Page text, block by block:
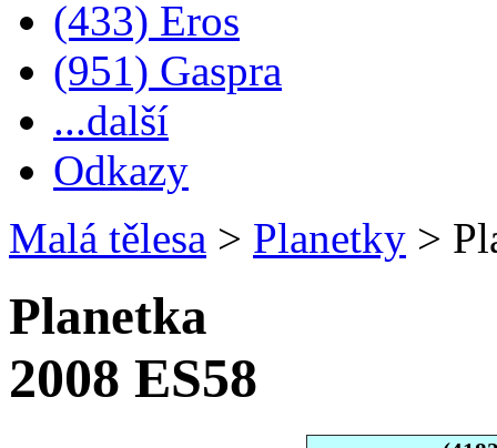
(433) Eros
(951) Gaspra
...další
Odkazy
Malá tělesa > Planetky >
Planetka
2008 ES58